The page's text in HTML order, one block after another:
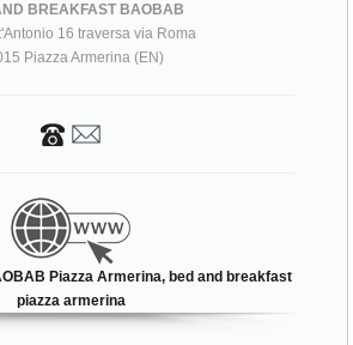
BREAKFAST BAOBAB
16 traversa via Roma
Piazza Armerina (EN)
Piazza Armerina, bed and breakfast
piazza armerina